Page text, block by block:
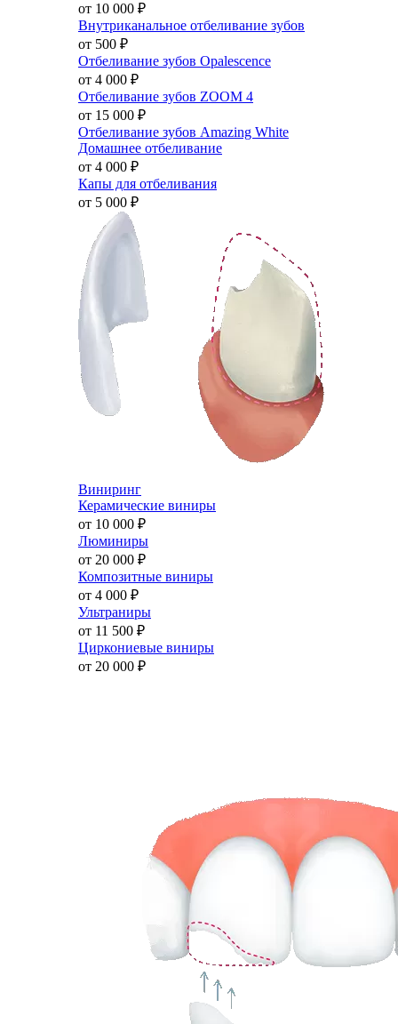
от 10 000 ₽
Внутриканальное отбеливание зубов
от 500 ₽
Отбеливание зубов Opalescence
от 4 000 ₽
Отбеливание зубов ZOOM 4
от 15 000 ₽
Отбеливание зубов Amazing White
Домашнее отбеливание
от 4 000 ₽
Капы для отбеливания
от 5 000 ₽
Виниринг
Керамические виниры
от 10 000 ₽
Люминиры
от 20 000 ₽
Композитные виниры
от 4 000 ₽
Ультраниры
от 11 500 ₽
Циркониевые виниры
от 20 000 ₽